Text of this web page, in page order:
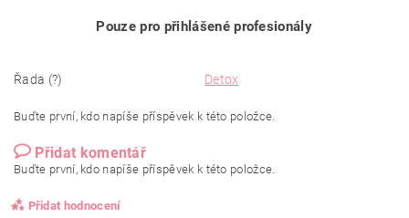
Pouze pro přihlášené profesionály
Řada (?) Detox
Buďte první, kdo napíše příspěvek k této položce.
Přidat komentář
Buďte první, kdo napíše příspěvek k této položce.
Přidat hodnocení